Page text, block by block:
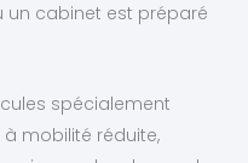
un cabinet est préparé
spécialement
mobilité réduite,